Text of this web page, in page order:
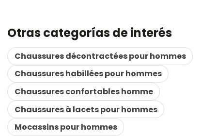
Otras categorías de interés
Chaussures décontractées pour hommes
Chaussures habillées pour hommes
Chaussures confortables homme
Chaussures à lacets pour hommes
Mocassins pour hommes